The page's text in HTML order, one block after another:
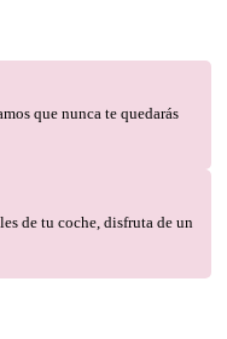
que nunca te quedarás
de tu coche, disfruta de un